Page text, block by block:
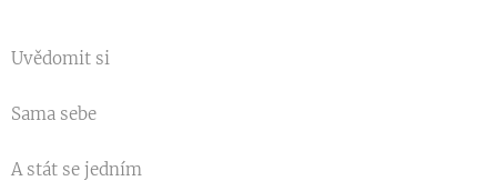
Uvědomit si
Sama sebe
A stát se jedním